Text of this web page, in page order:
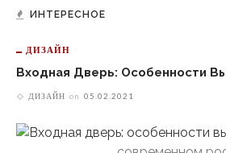
ИНТЕРЕСНОЕ
ДИЗАЙН
Входная Дверь: Особенности
ДИЗАЙН on 05.02.2021